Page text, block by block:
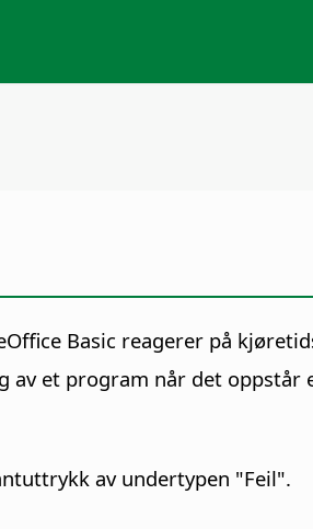
Basic reagerer på
av et program når det oppstår
av undertypen "Feil".